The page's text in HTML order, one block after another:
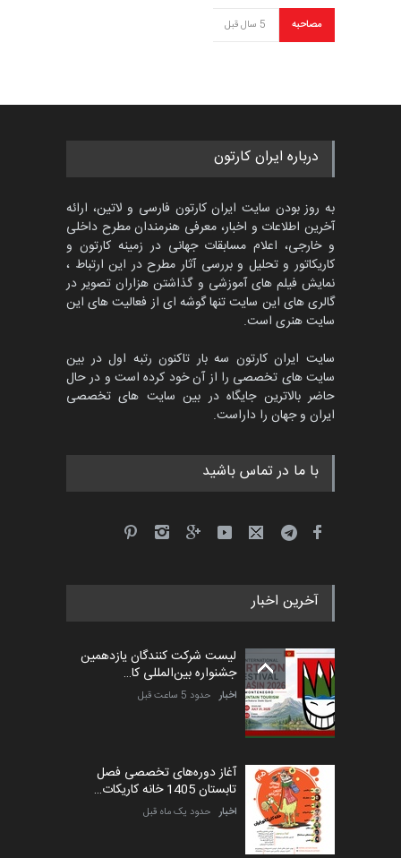
مصاحبه 5 سال قبل
درباره ایران کارتون
به روز بودن سایت ایران کارتون فارسی و لاتین، ارائه
آخرین اطلاعات و اخبار، معرفی هنرمندان مطرح داخلی
و خارجی، اعلام مسابقات جهانی در زمینه کارتون و
کاریکاتور و تحلیل و بررسی آثار مطرح در این ارتباط ،
نمایش فیلم های آموزشی و گذاشتن هزاران تصویر در
گالری های این سایت تنها گوشه ای از فعالیت های این
سایت هنری است.
سایت ایران کارتون سه بار تاکنون رتبه اول در بین
سایت های تخصصی را از آن خود کرده است و در حال
حاضر بالاترین جایگاه در بین سایت های تخصصی
ایران و جهان را داراست.
با ما در تماس باشید
آخرین اخبار
لیست شرکت کنندگان یازدهمین
جشنواره بین‌المللی کا…
اخبار حدود 5 ساعت قبل
آغاز دوره‌های تخصصی فصل
تابستان 1405 خانه کاریکات…
اخبار حدود یک ماه قبل